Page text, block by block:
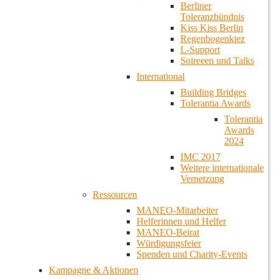
Berliner
Toleranzbündnis
Kiss Kiss Berlin
Regenbogenkiez
L-Support
Soireeen und Talks
International
Building Bridges
Tolerantia Awards
Tolerantia
Awards
2024
IMC 2017
Weitere internationale
Vernetzung
Ressourcen
MANEO-Mitarbeiter
Helferinnen und Helfer
MANEO-Beirat
Würdigungsfeier
Spenden und Charity-Events
Kampagne & Aktionen